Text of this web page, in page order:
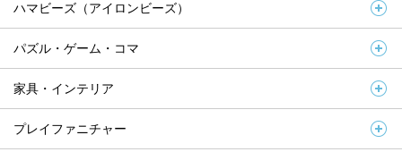
ハマビーズ（アイロンビーズ）
パズル・ゲーム・コマ
家具・インテリア
プレイファニチャー